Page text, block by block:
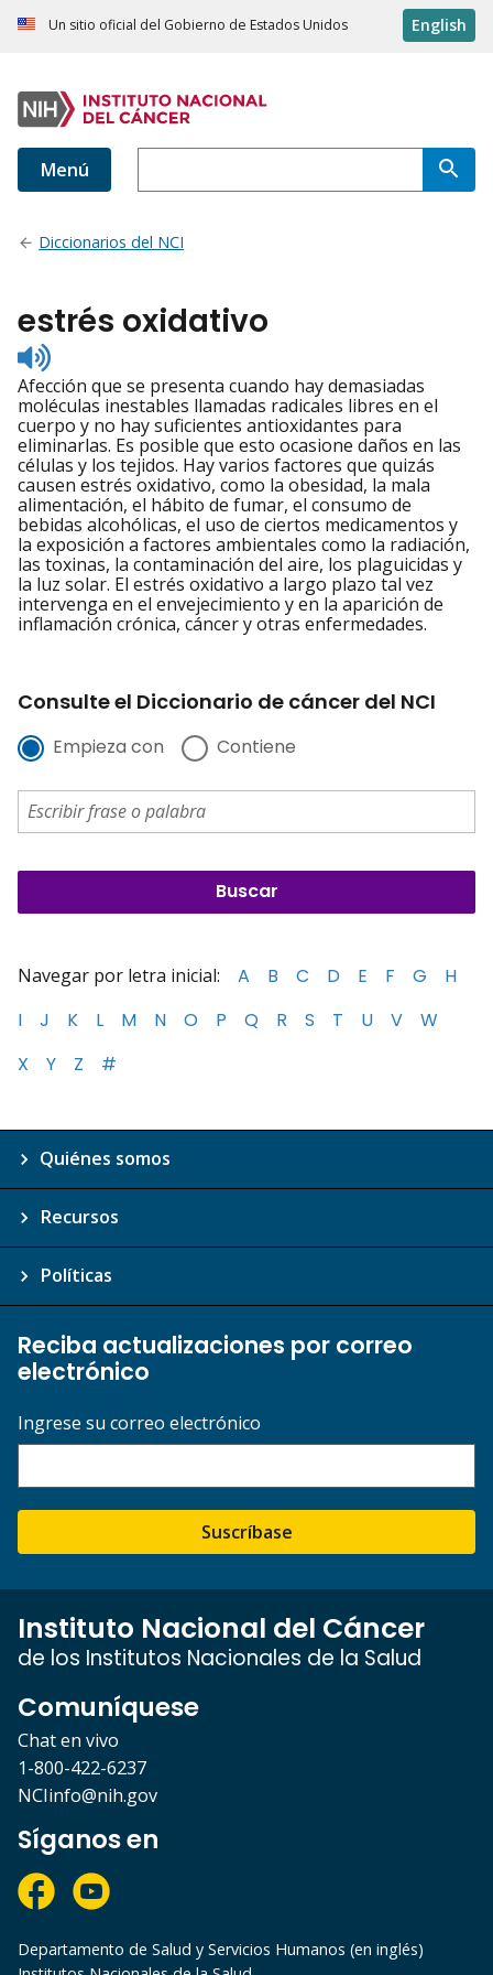
Un sitio oficial del Gobierno de Estados Unidos English
Menú
Diccionarios del NCI
estrés oxidativo
Listen
to
pronunciation
Afección que se presenta cuando hay demasiadas
moléculas inestables llamadas radicales libres en el
cuerpo y no hay suficientes antioxidantes para
eliminarlas. Es posible que esto ocasione daños en las
células y los tejidos. Hay varios factores que quizás
causen estrés oxidativo, como la obesidad, la mala
alimentación, el hábito de fumar, el consumo de
bebidas alcohólicas, el uso de ciertos medicamentos y
la exposición a factores ambientales como la radiación,
las toxinas, la contaminación del aire, los plaguicidas y
la luz solar. El estrés oxidativo a largo plazo tal vez
intervenga en el envejecimiento y en la aparición de
inflamación crónica, cáncer y otras enfermedades.
Consulte el Diccionario de cáncer del NCI
Empieza con Contiene
Navegar por letra inicial: A B C D E F G
H
I
J K L M N O P Q R S T U V
W
X
Y Z #
Quiénes somos
Recursos
Políticas
Reciba actualizaciones por correo
electrónico
Ingrese su correo electrónico
Suscríbase
Instituto Nacional del Cáncer
de los Institutos Nacionales de la Salud
Comuníquese
Chat en vivo
1-800-422-6237
NCIinfo@nih.gov
Síganos en
Departamento de Salud y Servicios Humanos (en inglés)